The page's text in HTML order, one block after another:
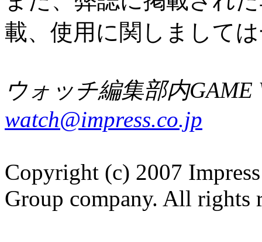
載、使用に関しまして
ウォッチ編集部内GAME
watch@impress.co.jp
Copyright (c) 2007
Group company. All rights